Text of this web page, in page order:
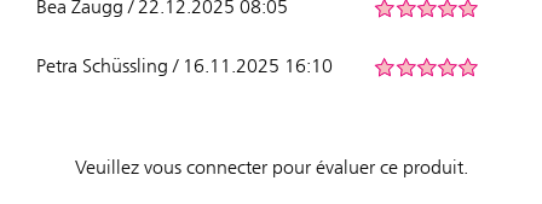
Bea Zaugg / 22.12.2025 08:05
Petra Schüssling / 16.11.2025 16:10
Veuillez vous connecter pour évaluer ce produit.